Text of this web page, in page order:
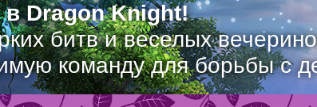
Dragon Knight!
битв и веселых
команду для борьбы с